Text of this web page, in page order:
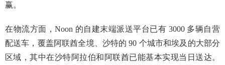
赢。
在物流方面，Noon 的自建末端派送平台已有 3000 多辆自营
配送车，覆盖阿联酋全境、沙特的 90 个城市和埃及的大部分
区域，其中在沙特阿拉伯和阿联酋已能基本实现当日送达。